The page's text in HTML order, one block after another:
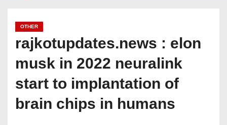
OTHER
rajkotupdates.news : elon
musk in 2022 neuralink
start to implantation of
brain chips in humans